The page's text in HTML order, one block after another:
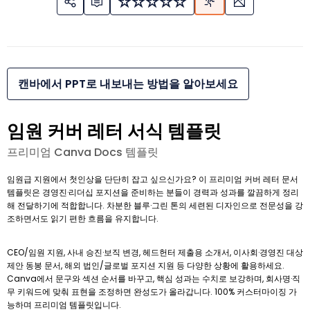
캔바에서 PPT로 내보내는 방법을 알아보세요
임원 커버 레터 서식 템플릿
프리미엄 Canva Docs 템플릿
임원급 지원에서 첫인상을 단단히 잡고 싶으신가요? 이 프리미엄 커버 레터 문서
템플릿은 경영진·리더십 포지션을 준비하는 분들이 경력과 성과를 깔끔하게 정리
해 전달하기에 적합합니다. 차분한 블루·그린 톤의 세련된 디자인으로 전문성을 강
조하면서도 읽기 편한 흐름을 유지합니다.
CEO/임원 지원, 사내 승진·보직 변경, 헤드헌터 제출용 소개서, 이사회·경영진 대상
제안 동봉 문서, 해외 법인/글로벌 포지션 지원 등 다양한 상황에 활용하세요.
Canva에서 문구와 섹션 순서를 바꾸고, 핵심 성과는 수치로 보강하며, 회사명·직
무 키워드에 맞춰 표현을 조정하면 완성도가 올라갑니다. 100% 커스터마이징 가
능하며 프리미엄 템플릿입니다.